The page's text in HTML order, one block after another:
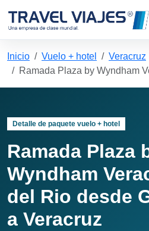
Inicio Vuelo + hotel Veracruz
Ramada Plaza by Wyndham
Detalle de paquete vuelo + hotel
Ramada Plaza
Wyndham
del Rio desde
a Veracruz